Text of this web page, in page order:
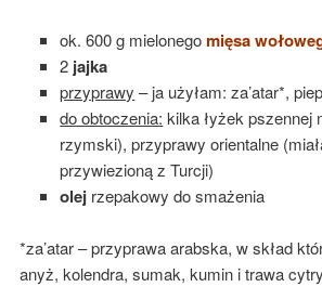
ok. 600 g mielonegomięsa
2 jajka
przyprawy – ja użyłam: za’atar*,
do obtoczenia: kilka łyżek pszennej
rzymski), przyprawy orientalne
przywiezioną z Turcji)
olej rzepakowy do smażenia
*za’atar – przyprawa arabska, w skład
anyż, kolendra, sumak, kumin i trawa